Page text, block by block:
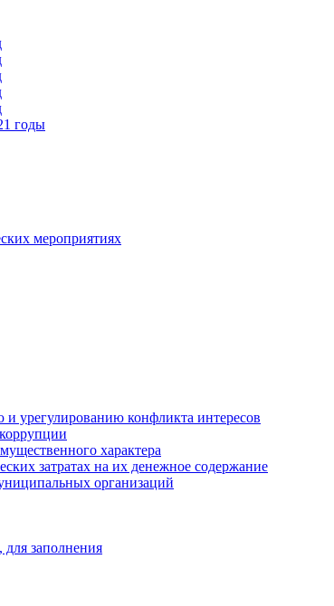
годы
мероприятиях
урегулированию конфликта интересов
характера
затратах на их денежное содержание
организаций
заполнения